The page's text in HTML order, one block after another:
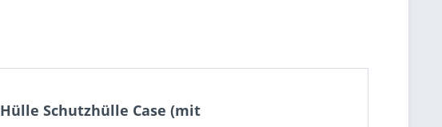
Schutzhülle Case (mit